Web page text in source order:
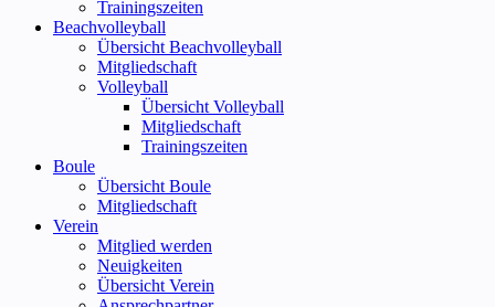
Trainingszeiten
Beachvolleyball
Übersicht Beachvolleyball
Mitgliedschaft
Volleyball
Übersicht Volleyball
Mitgliedschaft
Trainingszeiten
Boule
Übersicht Boule
Mitgliedschaft
Verein
Mitglied werden
Neuigkeiten
Übersicht Verein